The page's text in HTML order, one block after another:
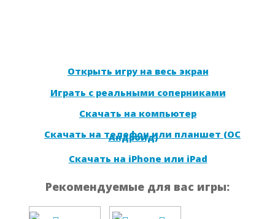
Открыть игру на весь экран
Играть с реальными соперниками
Скачать на компьютер
Скачать на телефон или планшет (ОС
Андроид)
Скачать на iPhone или iPad
Рекомендуемые для вас игры: